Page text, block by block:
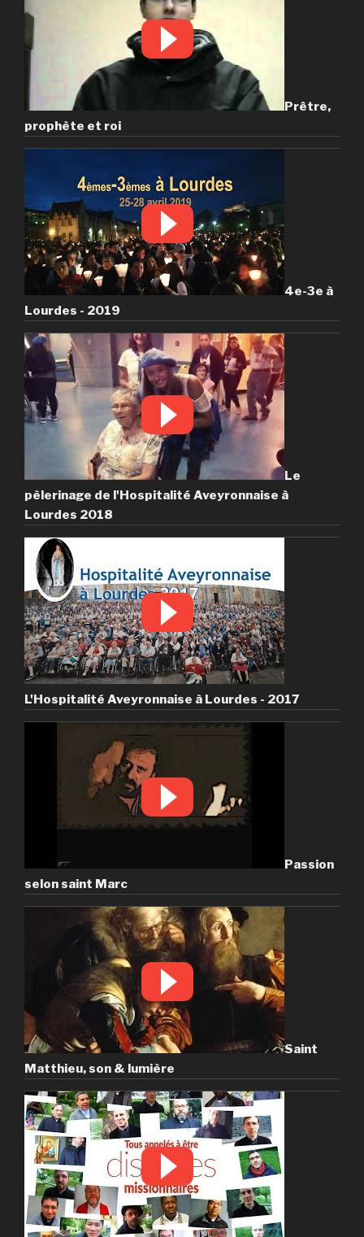
Prêtre,
prophète et roi
4e-3e à
Lourdes - 2019
Le
pèlerinage de l'Hospitalité Aveyronnaise à
Lourdes 2018
L'Hospitalité Aveyronnaise à Lourdes - 2017
Passion
selon saint Marc
Saint
Matthieu, son & lumière